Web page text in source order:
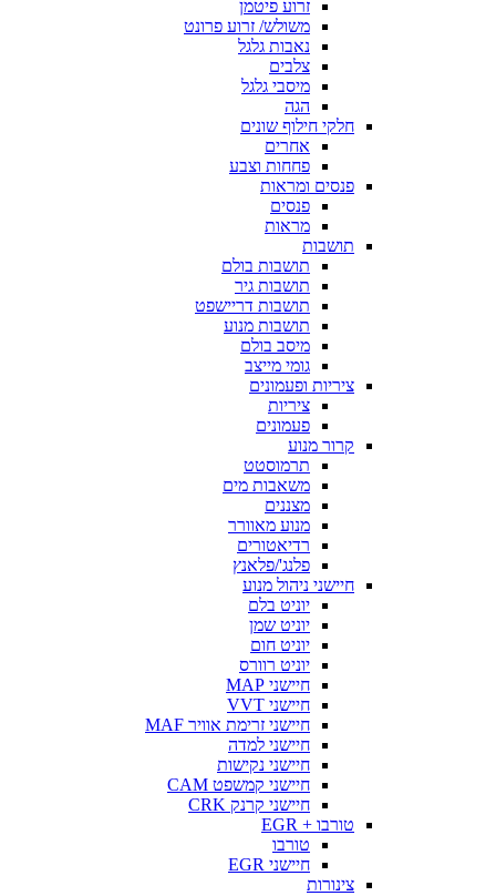
זרוע פיטמן
משולש/ זרוע פרונט
נאבות גלגל
צלבים
מיסבי גלגל
הגה
חלקי חילוף שונים
אחרים
פחחות וצבע
פנסים ומראות
פנסים
מראות
תושבות
תושבות בולם
תושבות גיר
תושבות דריישפט
תושבות מנוע
מיסב בולם
גומי מייצב
ציריות ופעמונים
ציריות
פעמונים
קרור מנוע
תרמוסטט
משאבות מים
מצננים
מנוע מאוורר
רדיאטורים
פלנג'/פלאנץ
חיישני ניהול מנוע
יוניט בלם
יוניט שמן
יוניט חום
יוניט רוורס
חיישני MAP
חיישני VVT
חיישני זרימת אוויר MAF
חיישני למדה
חיישני נקישות
חיישני קמשפט CAM
חיישני קרנק CRK
טורבו + EGR
טורבו
חיישני EGR
צינורות